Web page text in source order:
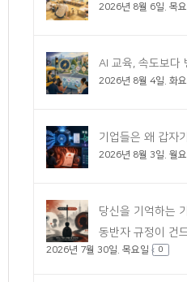
2026년 8월 6일. 목
AI 교육, 속도보다
2026년 8월 4일. 화
기업들은 왜 갑자
2026년 8월 3일. 월
당신을 기억하는
동반자 규정이 건
2026년 7월 30일. 목요일 0